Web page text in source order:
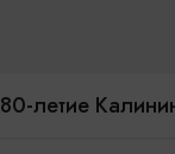
80-летие